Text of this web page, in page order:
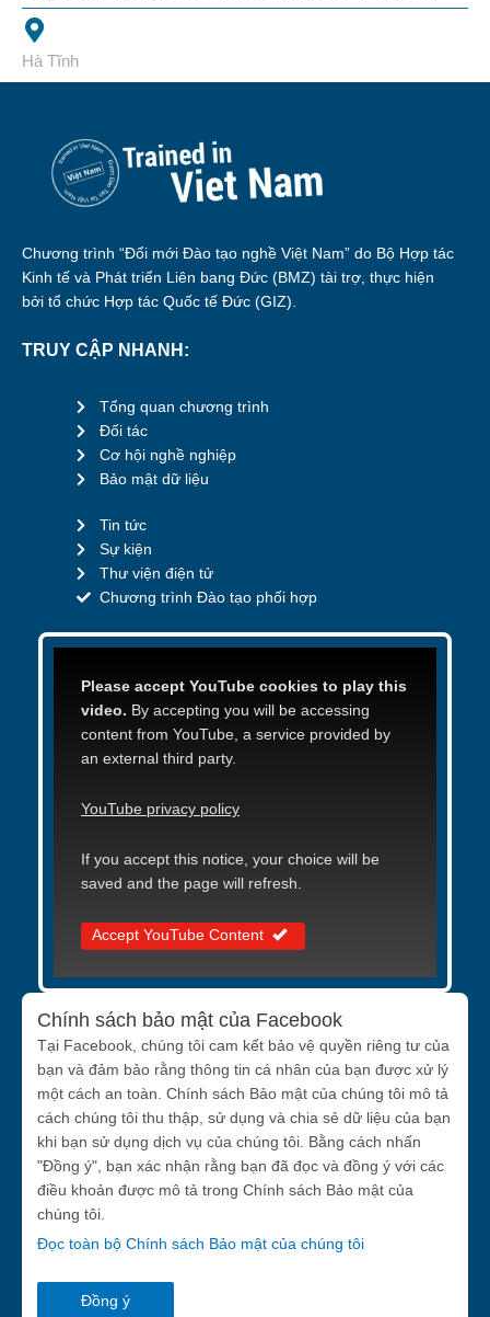
Hà Tĩnh
Chương trình “Đổi mới Đào tạo nghề Việt Nam” do Bộ Hợp tác
Kinh tế và Phát triển Liên bang Đức (BMZ) tài trợ, thực hiện
bởi tổ chức Hợp tác Quốc tế Đức (GIZ).
TRUY CẬP NHANH:
Tổng quan chương trình
Đối tác
Cơ hội nghề nghiệp
Bảo mật dữ liệu
Tin tức
Sự kiện
Thư viện điện tử
Chương trình Đào tạo phối hợp
Please accept YouTube cookies to play this
video. By accepting you will be accessing
content from YouTube, a service provided by
an external third party.
YouTube privacy policy
If you accept this notice, your choice will be
saved and the page will refresh.
Accept YouTube Content
Chính sách bảo mật của Facebook
Tại Facebook, chúng tôi cam kết bảo vệ quyền riêng tư của
bạn và đảm bảo rằng thông tin cá nhân của bạn được xử lý
một cách an toàn. Chính sách Bảo mật của chúng tôi mô tả
cách chúng tôi thu thập, sử dụng và chia sẻ dữ liệu của bạn
khi bạn sử dụng dịch vụ của chúng tôi. Bằng cách nhấn
"Đồng ý", bạn xác nhận rằng bạn đã đọc và đồng ý với các
điều khoản được mô tả trong Chính sách Bảo mật của
chúng tôi.
Đọc toàn bộ Chính sách Bảo mật của chúng tôi
Đồng ý